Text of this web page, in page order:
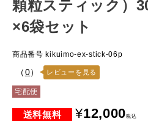
顆粒スティック）
×6袋セット
商品番号 kikuimo-ex-stick-06p
（0） レビューを見る
宅配便
¥12,000税込